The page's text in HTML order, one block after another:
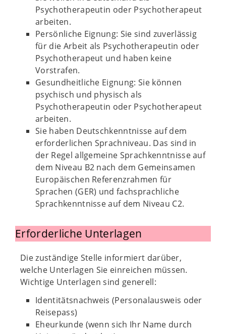
Psychotherapeutin oder Psychotherapeut
arbeiten.
Persönliche Eignung: Sie sind zuverlässig
für die Arbeit als Psychotherapeutin oder
Psychotherapeut und haben keine
Vorstrafen.
Gesundheitliche Eignung: Sie können
psychisch und physisch als
Psychotherapeutin oder Psychotherapeut
arbeiten.
Sie haben Deutschkenntnisse auf dem
erforderlichen Sprachniveau. Das sind in
der Regel allgemeine Sprachkenntnisse auf
dem Niveau B2 nach dem Gemeinsamen
Europäischen Referenzrahmen für
Sprachen (GER) und fachsprachliche
Sprachkenntnisse auf dem Niveau C2.
Erforderliche Unterlagen
Die zuständige Stelle informiert darüber,
welche Unterlagen Sie einreichen müssen.
Wichtige Unterlagen sind generell:
Identitätsnachweis (Personalausweis oder
Reisepass)
Eheurkunde (wenn sich Ihr Name durch